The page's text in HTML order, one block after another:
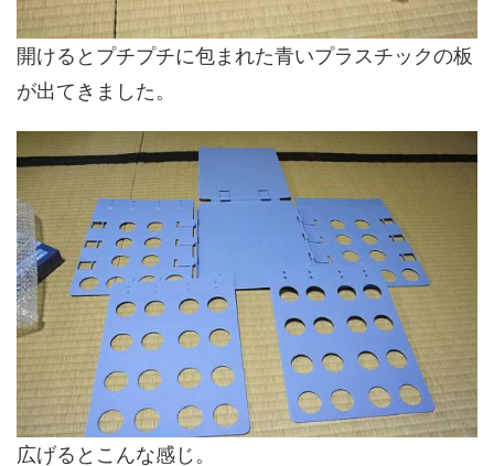
開けるとプチプチに包まれた青いプラスチックの板
が出てきました。
広げるとこんな感じ。